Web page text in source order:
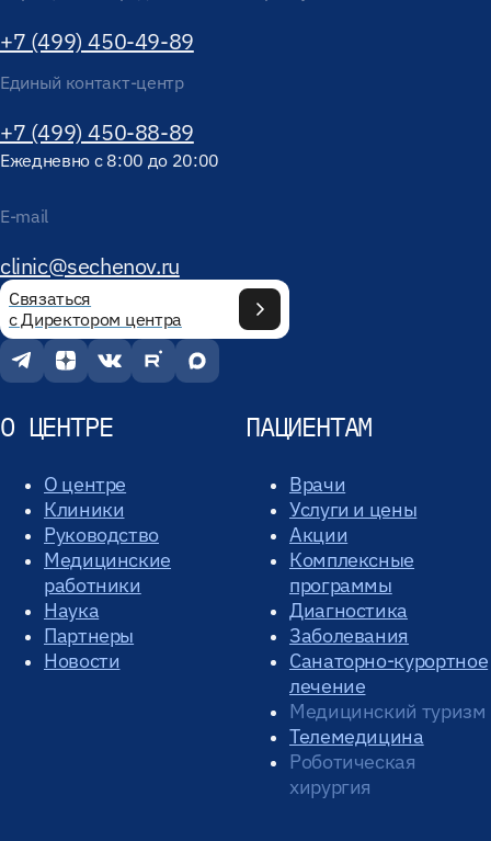
+7 (499) 450-49-89
Единый контакт-центр
+7 (499) 450-88-89
Ежедневно с 8:00 до 20:00
E-mail
clinic@sechenov.ru
Связаться
с Директором центра
О ЦЕНТРЕ
О центре
Клиники
Руководство
Медицинские
работники
Наука
Партнеры
Новости
ПАЦИЕНТАМ
Врачи
Услуги и цены
Акции
Комплексные
программы
Диагностика
Заболевания
Санаторно-курортное
лечение
Медицинский туризм
Телемедицина
Роботическая
хирургия